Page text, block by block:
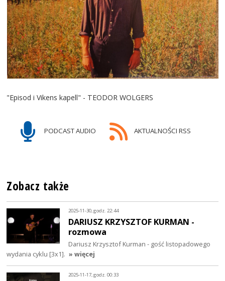
"Episod i Vikens kapell" - TEODOR WOLGERS
PODCAST AUDIO AKTUALNOŚCI RSS
Zobacz także
2025-11-30, godz. 22:44
DARIUSZ KRZYSZTOF KURMAN -
rozmowa
Dariusz Krzysztof Kurman - gość listopadowego
wydania cyklu [3x1]. » więcej
2025-11-17, godz. 00:33